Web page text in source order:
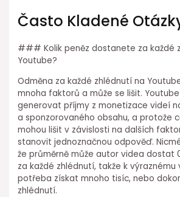
Často Kladené
### Kolik peněz dostanete za každé
Youtube?
Odměna za každé zhlédnutí na
mnoha faktorů a může se lišit.
generovat příjmy z monetizace videí
a sponzorovaného obsahu, a protože
mohou lišit v závislosti na dalších
stanovit jednoznačnou odpověď.
že průměrně může autor videa dostat
za každé zhlédnutí, takže k výraznému
potřeba získat mnoho tisíc, nebo
zhlédnutí.